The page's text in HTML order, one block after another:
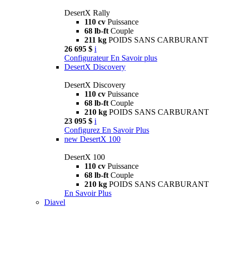
DesertX Rally
110 cv Puissance
68 lb-ft Couple
211 kg POIDS SANS CARBURANT
26 695 $ i
Configurateur En Savoir plus
DesertX Discovery
DesertX Discovery
110 cv Puissance
68 lb-ft Couple
210 kg POIDS SANS CARBURANT
23 095 $ i
Configurez En Savoir Plus
new DesertX 100
DesertX 100
110 cv Puissance
68 lb-ft Couple
210 kg POIDS SANS CARBURANT
En Savoir Plus
Diavel